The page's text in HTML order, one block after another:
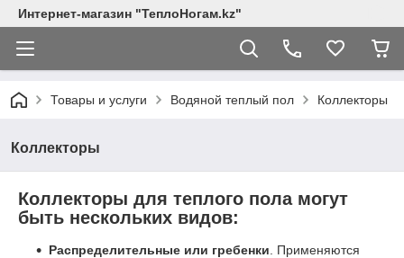
Интернет-магазин "ТеплоНогам.kz"
Товары и услуги Водяной теплый пол Коллекторы
Коллекторы
Коллекторы для теплого пола могут
быть нескольких видов:
Распределительные или гребенки . Применяются